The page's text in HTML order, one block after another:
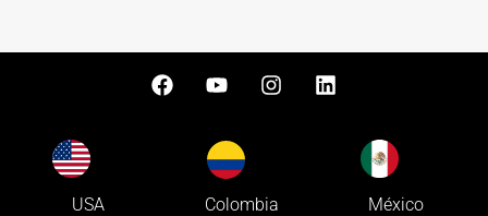
USA Colombia México